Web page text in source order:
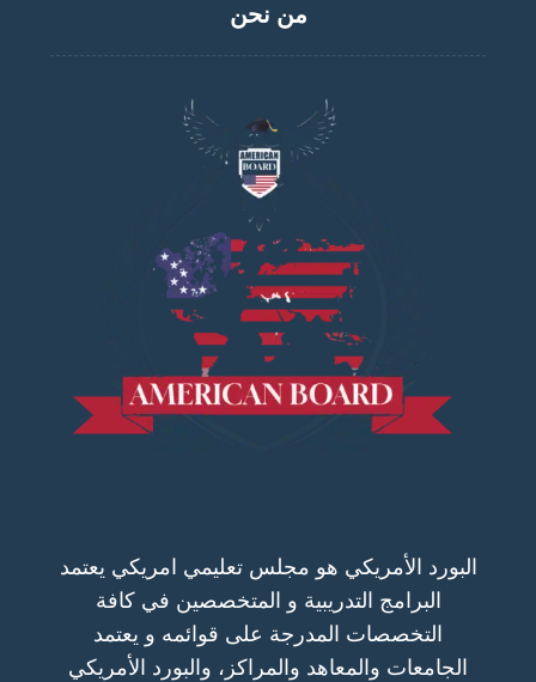
من نحن
البورد الأمريكي هو مجلس تعليمي امريكي يعتمد
البرامج التدريبية و المتخصصين في كافة
التخصصات المدرجة على قوائمه و يعتمد
الجامعات والمعاهد والمراكز، والبورد الأمريكي